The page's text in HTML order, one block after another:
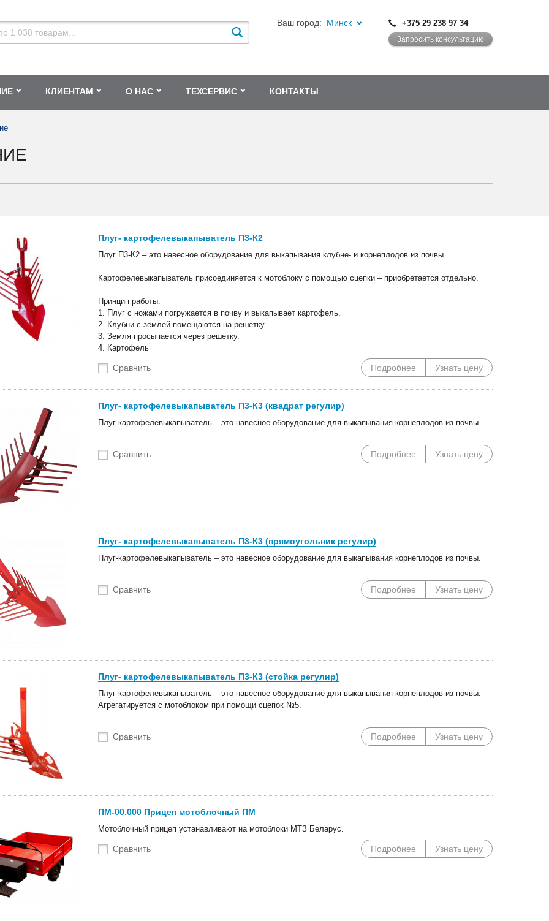
Ваш город: Минск +375 29 238 97 34
Запросить консультацию
КЛИЕНТАМ О НАС ТЕХСЕРВИС КОНТАКТЫ
техники
Новые роторные косилки уже в
наличии на складах!
Специальные цены на
сегментные косилки!
Погрузочное
Плуг- картофелевыкапыватель П3-К2
Плуг П3-К2 – это навесное оборудование для выкапывания клубне- и корнеплодов из почвы.
Картофелевыкапыватель присоединяется к мотоблоку с помощью сцепки – приобретается отдельно.
Принцип работы:
1. Плуг с ножами погружается в почву и выкапывает картофель.
2. Клубни с землей помещаются на решетку.
3. Земля просыпается через решетку.
4. Картофель
Сравнить Подробнее Узнать цену
Плуг- картофелевыкапыватель П3-К3 (квадрат регулир)
Плуг-картофелевыкапыватель – это навесное оборудование для выкапывания корнеплодов из почвы.
Сравнить Подробнее Узнать цену
Плуг- картофелевыкапыватель П3-К3 (прямоугольник регулир)
Плуг-картофелевыкапыватель – это навесное оборудование для выкапывания корнеплодов из почвы.
Сравнить Подробнее Узнать цену
Плуг- картофелевыкапыватель П3-К3 (стойка регулир)
Плуг-картофелевыкапыватель – это навесное оборудование для выкапывания корнеплодов из почвы.
Агрегатируется с мотоблоком при помощи сцепок №5.
Сравнить Подробнее Узнать цену
ПМ-00.000 Прицеп мотоблочный ПМ
Мотоблочный прицеп устанавливают на мотоблоки МТЗ Беларус.
Сравнить Подробнее Узнать цену